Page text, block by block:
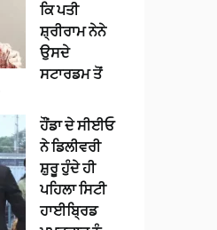
ਕਿ ਪਤੀ
ਸ਼੍ਰੀਰਾਮ ਨੇਨੇ
ਉਸਦੇ
ਸਟਾਰਡਮ ਤੋਂ
ਹੌਂਡਾ ਦੇ ਸੀਈਓ
ਨੇ ਡਿਲੀਵਰੀ
ਸ਼ੁਰੂ ਹੁੰਦੇ ਹੀ
ਪਹਿਲਾ ਸਿਟੀ
ਹਾਈਬ੍ਰਿਡ